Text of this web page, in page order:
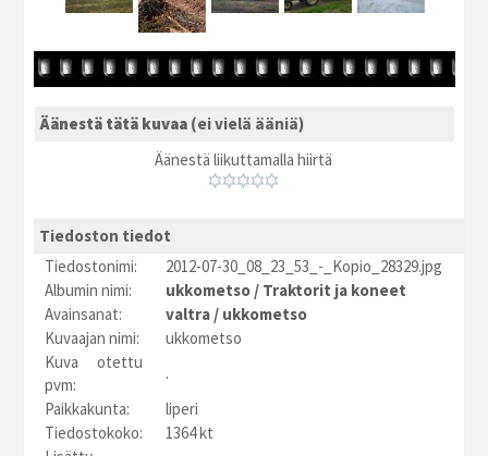
Äänestä tätä kuvaa (ei vielä ääniä)
Äänestä liikuttamalla hiirtä
Tiedoston tiedot
Tiedostonimi:
2012-07-30_08_23_53_-_Kopio_28329.jpg
Albumin nimi:
ukkometso / Traktorit ja koneet
Avainsanat:
valtra / ukkometso
Kuvaajan nimi:
ukkometso
Kuva otettu
pvm:
.
Paikkakunta:
liperi
Tiedostokoko:
1364 kt